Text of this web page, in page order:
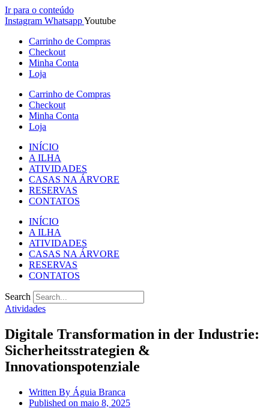
Ir para o conteúdo
Instagram WhatsappYoutube
Carrinho de Compras
Checkout
Minha Conta
Loja
Carrinho de Compras
Checkout
Minha Conta
Loja
INÍCIO
A ILHA
ATIVIDADES
CASAS NA ÁRVORE
RESERVAS
CONTATOS
INÍCIO
A ILHA
ATIVIDADES
CASAS NA ÁRVORE
RESERVAS
CONTATOS
Search
Atividades
Digitale Transformation in der Industrie:
Sicherheitsstrategien &
Innovationspotenziale
Written By Águia Branca
Published on maio 8, 2025